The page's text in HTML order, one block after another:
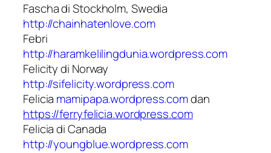
Fascha di Stockholm, Swedia
http://chainhatenlove.com
Febri
http://haramkelilingdunia.wordpress.com
Felicity di Norway
http://sifelicity.wordpress.com
Felicia mamipapa.wordpress.comdan
https://ferryfelicia.wordpress.com
Felicia di Canada
http://youngblue.wordpress.com